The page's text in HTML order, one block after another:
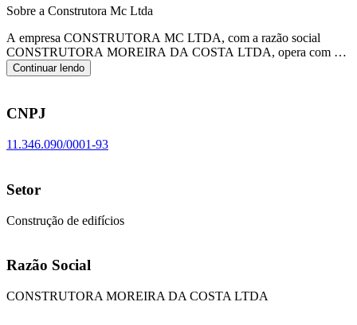
Sobre a Construtora Mc Ltda
A empresa CONSTRUTORA MC LTDA, com a razão social
CONSTRUTORA MOREIRA DA COSTA LTDA, opera com o
CNPJ 11.346.090/0001-93 e tem sua sede localizada em Sena
Madureira/AC.Seu foco principal de atuação é de construção de
Continuar lendo
CNPJ
11.346.090/0001-93
Setor
Construção de edifícios
Razão Social
CONSTRUTORA MOREIRA DA COSTA LTDA